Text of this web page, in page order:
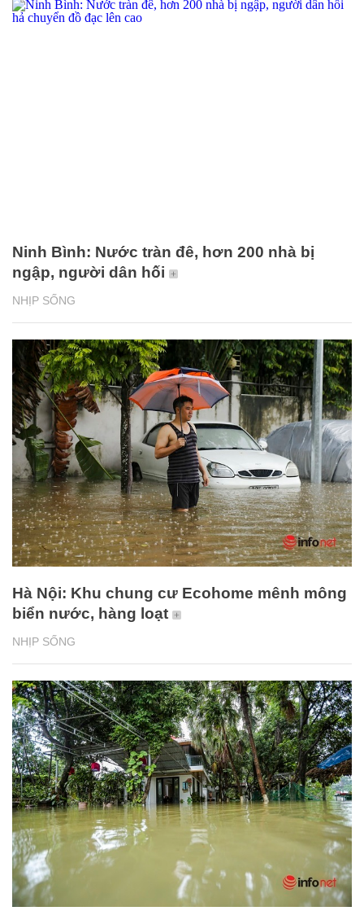
NHỊP SỐNG
Ninh Bình: Nước tràn đê, hơn 200 nhà bị
ngập, người dân hối
NHỊP SỐNG
Hà Nội: Khu chung cư Ecohome mênh mông
biển nước, hàng loạt